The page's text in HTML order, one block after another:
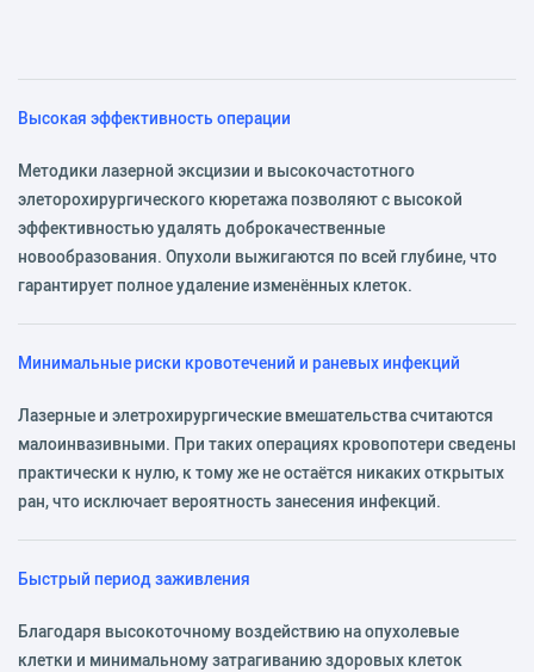
Высокая эффективность операции
Методики лазерной эксцизии и высокочастотного
элеторохирургического кюретажа позволяют с высокой
эффективностью удалять доброкачественные
новообразования. Опухоли выжигаются по всей глубине, что
гарантирует полное удаление изменённых клеток.
Минимальные риски кровотечений и раневых инфекций
Лазерные и элетрохирургические вмешательства считаются
малоинвазивными. При таких операциях кровопотери сведены
практически к нулю, к тому же не остаётся никаких открытых
ран, что исключает вероятность занесения инфекций.
Быстрый период заживления
Благодаря высокоточному воздействию на опухолевые
клетки и минимальному затрагиванию здоровых клеток